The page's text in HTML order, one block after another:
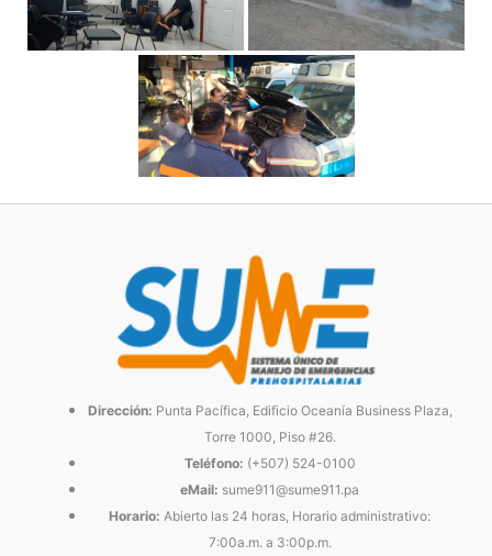
Dirección: Punta Pacífica, Edificio Oceanía Business Plaza,
Torre 1000, Piso #26.
Teléfono: (+507) 524-0100
eMail: sume911@sume911.pa
Horario: Abierto las 24 horas, Horario administrativo:
7:00a.m. a 3:00p.m.